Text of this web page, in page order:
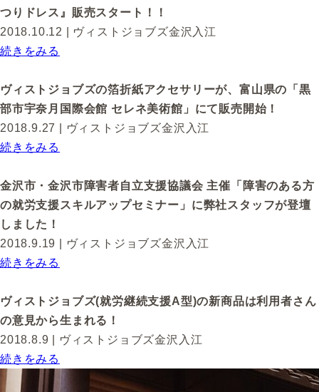
つりドレス』販売スタート！！
2018.10.12
| ヴィストジョブズ金沢入江
続きをみる
ヴィストジョブズの箔折紙アクセサリーが、富山県の「黒
部市宇奈月国際会館 セレネ美術館」にて販売開始！
2018.9.27
| ヴィストジョブズ金沢入江
続きをみる
金沢市・金沢市障害者自立支援協議会 主催「障害のある方
の就労支援スキルアップセミナー」に弊社スタッフが登壇
しました！
2018.9.19
| ヴィストジョブズ金沢入江
続きをみる
ヴィストジョブズ(就労継続支援A型)の新商品は利用者さん
の意見から生まれる！
2018.8.9 | ヴィストジョブズ金沢入江
続きをみる